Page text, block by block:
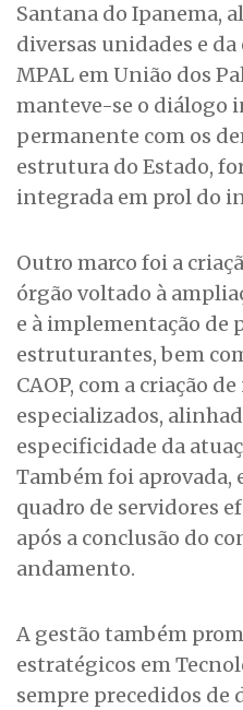
Santana do Ipanema,
diversas unidades e
MPAL em União dos
manteve-se o diálogo
permanente com os
estrutura do Estado,
integrada em prol do
Outro marco foi a
órgão voltado à
e à implementação de
estruturantes, bem
CAOP, com a criação
especializados,
especificidade da
Também foi aprovada,
quadro de servidores
após a conclusão do
andamento.
A gestão também
estratégicos em
sempre precedidos de